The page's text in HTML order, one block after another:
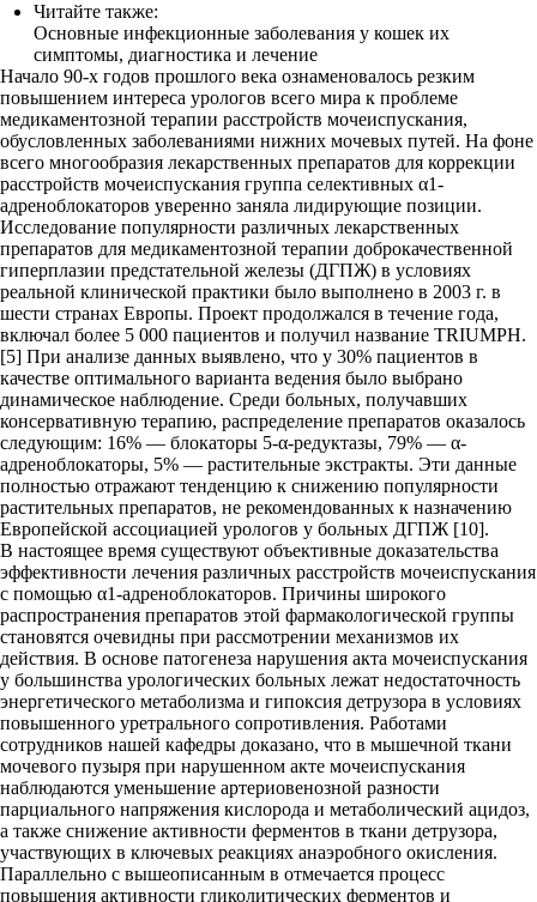
Читайте также:
Основные инфекционные заболевания у кошек их
симптомы, диагностика и лечение
Начало 90-х годов прошлого века ознаменовалось резким
повышением интереса урологов всего мира к проблеме
медикаментозной терапии расстройств мочеиспускания,
обусловленных заболеваниями нижних мочевых путей. На фоне
всего многообразия лекарственных препаратов для коррекции
расстройств мочеиспускания группа селективных α1-
адреноблокаторов уверенно заняла лидирующие позиции.
Исследование популярности различных лекарственных
препаратов для медикаментозной терапии доброкачественной
гиперплазии предстательной железы (ДГПЖ) в условиях
реальной клинической практики было выполнено в 2003 г. в
шести странах Европы. Проект продолжался в течение года,
включал более 5 000 пациентов и получил название TRIUMPH.
[5] При анализе данных выявлено, что у 30% пациентов в
качестве оптимального варианта ведения было выбрано
динамическое наблюдение. Среди больных, получавших
консервативную терапию, распределение препаратов оказалось
следующим: 16% — блокаторы 5-α-редуктазы, 79% — α-
адреноблокаторы, 5% — растительные экстракты. Эти данные
полностью отражают тенденцию к снижению популярности
растительных препаратов, не рекомендованных к назначению
Европейской асcоциацией урологов у больных ДГПЖ [10].
В настоящее время существуют объективные доказательства
эффективности лечения различных расстройств мочеиспускания
с помощью α1-адреноблокаторов. Причины широкого
распространения препаратов этой фармакологической группы
становятся очевидны при рассмотрении механизмов их
действия. В основе патогенеза нарушения акта мочеиспускания
у большинства урологических больных лежат недостаточность
энергетического метаболизма и гипоксия детрузора в условиях
повышенного уретрального сопротивления. Работами
сотрудников нашей кафедры доказано, что в мышечной ткани
мочевого пузыря при нарушенном акте мочеиспускания
наблюдаются уменьшение артериовенозной разности
парциального напряжения кислорода и метаболический ацидоз,
а также снижение активности ферментов в ткани детрузора,
участвующих в ключевых реакциях анаэробного окисления.
Параллельно с вышеописанным в отмечается процесс
повышения активности гликолитических ферментов и